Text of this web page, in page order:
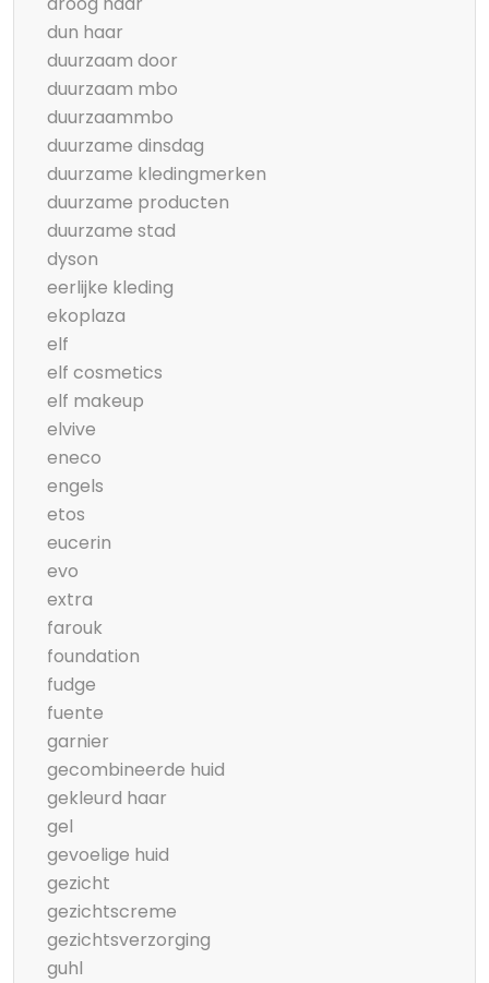
dun haar
duurzaam door
duurzaam mbo
duurzaammbo
duurzame dinsdag
duurzame kledingmerken
duurzame producten
duurzame stad
dyson
eerlijke kleding
ekoplaza
elf
elf cosmetics
elf makeup
elvive
eneco
engels
etos
eucerin
evo
extra
farouk
foundation
fudge
fuente
garnier
gecombineerde huid
gekleurd haar
gel
gevoelige huid
gezicht
gezichtscreme
gezichtsverzorging
guhl